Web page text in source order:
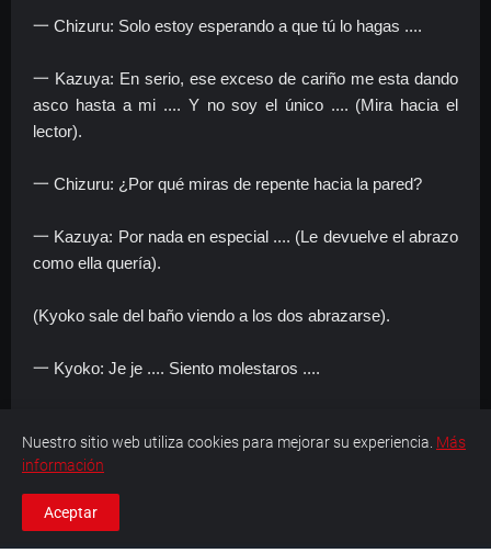
一 Chizuru: Solo estoy esperando a que tú lo hagas ....
一 Kazuya: En serio, ese exceso de cariño me esta dando
asco hasta a mi .... Y no soy el único .... (Mira hacia el
lector).
一 Chizuru: ¿Por qué miras de repente hacia la pared?
一 Kazuya: Por nada en especial .... (Le devuelve el abrazo
como ella quería).
(Kyoko sale del baño viendo a los dos abrazarse).
一 Kyoko: Je je .... Siento molestaros ....
一 Chizuru: Si no llegaras a intervenir nos hubieses pillado
haciendo otra cosa.
Nuestro sitio web utiliza cookies para mejorar su experiencia. Más
información
Aceptar